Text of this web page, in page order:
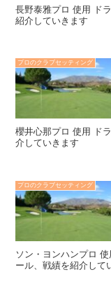
長野泰雅プロ 使用 ド
紹介していきます
プロのクラブセッティング
櫻井心那プロ 使用 ド
介していきます
プロのクラブセッティング
ソン・ヨンハンプロ 使用 ドライバー FWウッド アイアン パター ボ
ール、戦績を紹介して